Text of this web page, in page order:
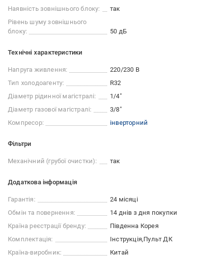
Наявність зовнішнього блоку:
так
Рівень шуму зовнішнього
блоку:
50 дБ
Технічні характеристики
Напруга живлення:
220/230 В
Тип холодоагенту:
R32
Діаметр рідинної магістралі:
1/4"
Діаметр газової магістралі:
3/8"
Компресор:
інверторний
Фільтри
Механічний (грубої очистки): так
Додаткова інформація
Гарантія:
24 місяці
Обмін та повернення:
14 днів з дня покупки
Країна реєстрації бренду:
Південна Корея
Комплектація:
Інструкція Пульт ДК
Країна-виробник:
Китай